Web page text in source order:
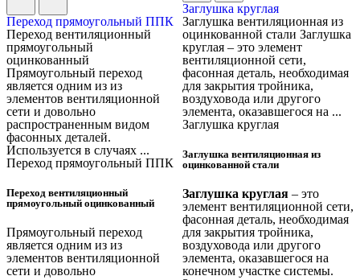
Переход прямоугольный ППК
Переход вентиляционный
прямоугольный
оцинкованный
Прямоугольный переход
является одним из из
элементов вентиляционной
сети и довольно
распространенным видом
фасонных деталей.
Используется в случаях ...
Переход прямоугольный ППК
Переход вентиляционный
прямоугольный оцинкованный
Прямоугольный переход
является одним из из
элементов вентиляционной
сети и довольно
Заглушка круглая
Заглушка вентиляционная из
оцинкованной стали Заглушка
круглая – это элемент
вентиляционной сети,
фасонная деталь, необходимая
для закрытия тройника,
воздуховода или другого
элемента, оказавшегося на ...
Заглушка круглая
Заглушка вентиляционная из
оцинкованной стали
Заглушка круглая– это
элемент вентиляционной сети,
фасонная деталь, необходимая
для закрытия тройника,
воздуховода или другого
элемента, оказавшегося на
конечном участке системы.